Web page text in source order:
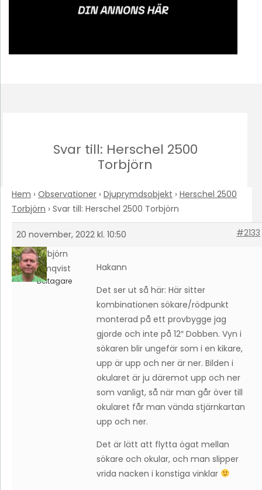
Svar till: Herschel 2500
Torbjörn
Hem › Observationer › Djuprymdsobjekt › Herschel 2500
Torbjörn › Svar till: Herschel 2500 Torbjörn
20 november, 2022 kl. 10:50
#2133
Torbjörn
Holmqvist
Deltagare
Hakann
Det ser ut så här: Här sitter
kombinationen sökare/rödpunkt
monterad på ett provbygge jag
gjorde och inte på 12″ Dobben. Vyn i
sökaren blir ungefär som i en kikare,
upp är upp och ner är ner. Bilden i
okularet är ju däremot upp och ner
som vanligt, så när man går över till
okularet får man vända stjärnkartan
upp och ner.
Det är lätt att flytta ögat mellan
sökare och okular, och man slipper
vrida nacken i konstiga vinklar